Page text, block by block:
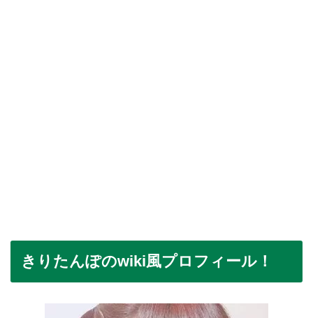
きりたんぽのwiki風プロフィール！